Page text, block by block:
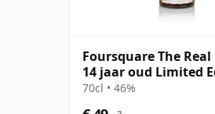
Foursquare The Real
14 jaar oud Limited
Rum
70cl • 46%